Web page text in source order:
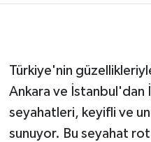
Türkiye'nin
Ankara ve İstanbul'dan
seyahatleri, keyifli ve
sunuyor. Bu seyahat